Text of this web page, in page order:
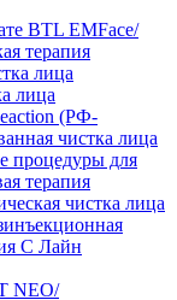
BTL EMFace/
терапия
лица
лица
(РФ-
чистка лица
процедуры для
терапия
чистка лица
С Лайн
NEO/